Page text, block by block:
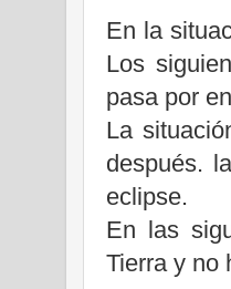
En la
Los
pasa por
La
después.
eclipse.
En las
Tierra y no